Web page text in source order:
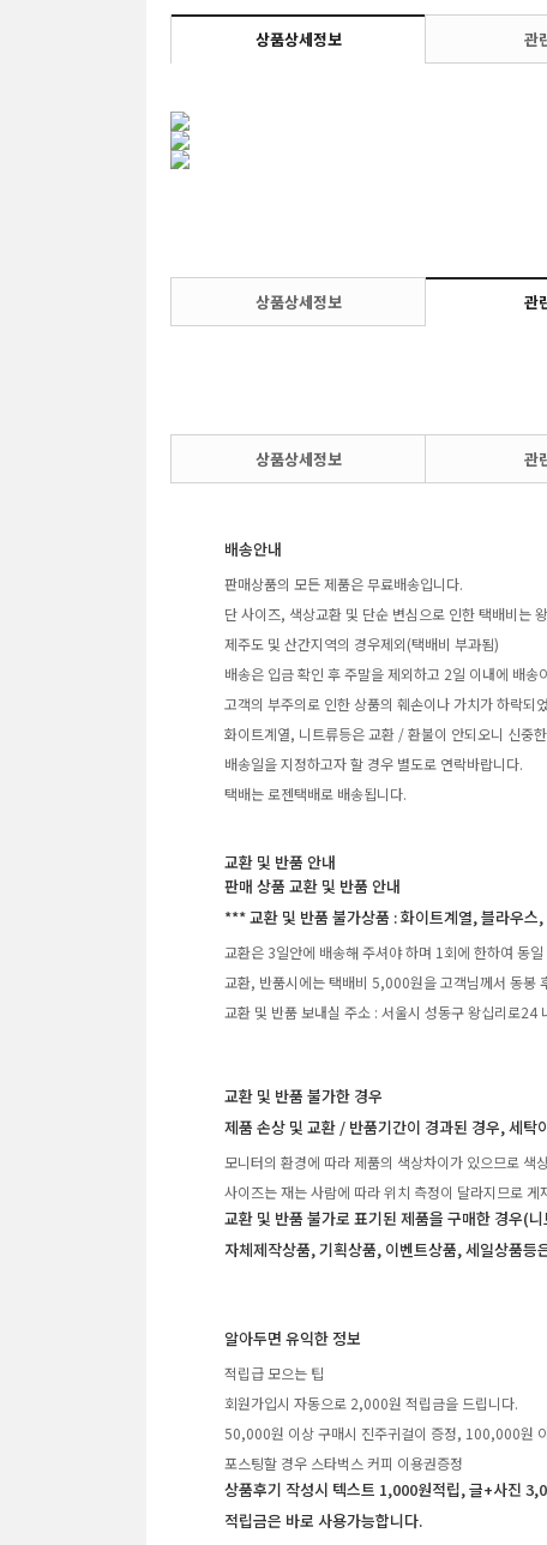
상품상세정보 관
상품상세정보 관
상품상세정보 관
배송안내
판매상품의 모든 제품은 무료배송입니다.
단 사이즈, 색상교환 및 단순 변심으로 인한 택배비는
제주도 및 산간지역의 경우제외(택배비 부과됨)
배송은 입금 확인 후 주말을 제외하고 2일 이내에 배
고객의 부주의로 인한 상품의 훼손이나 가치가 하락되
화이트계열, 니트류등은 교환 / 환불이 안되오니 신중
배송일을 지정하고자 할 경우 별도로 연락바랍니다.
택배는 로젠택배로 배송됩니다.
교환 및 반품 안내
판매 상품 교환 및 반품 안내
*** 교환 및 반품 불가상품 : 화이트계열, 블라우
교환은 3일안에 배송해 주셔야 하며 1회에 한하여 동
교환, 반품시에는 택배비 5,000원을 고객님께서 동봉
교환 및 반품 보내실 주소 : 서울시 성동구 왕십리로24
교환 및 반품 불가한 경우
제품 손상 및 교환 / 반품기간이 경과된 경우, 세탁
모니터의 환경에 따라 제품의 색상차이가 있으므로 색
사이즈는 재는 사람에 따라 위치 측정이 달라지므로
교환 및 반품 불가로 표기된 제품을 구매한 경우(
자체제작상품, 기획상품, 이벤트상품, 세일상품
알아두면 유익한 정보
적립급 모으는 팁
회원가입시 자동으로 2,000원 적립금을 드립니다.
50,000원 이상 구매시 진주귀걸이 증정, 100,000원
포스팅할 경우 스타벅스 커피 이용권증정
상품후기 작성시 텍스트 1,000원적립, 글+사진
적립금은 바로 사용가능합니다.